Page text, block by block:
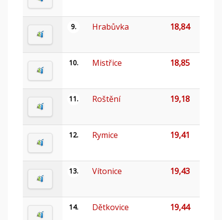
9. Hrabůvka 18,84
10. Mistřice 18,85
11. Roštění 19,18
12. Rymice 19,41
13. Vítonice 19,43
14. Dětkovice 19,44